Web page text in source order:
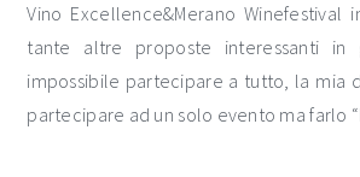
Vino Excellence&Merano Winefestival
tante altre proposte interessanti
impossibile partecipare a tutto, la mia
partecipare ad un solo evento ma farlo